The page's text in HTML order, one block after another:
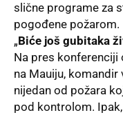
slične programe za
pogođene požarom.
„Biće još gubitaka
Na pres
na Mauiju,
nijedan od požara
pod kontrolom.